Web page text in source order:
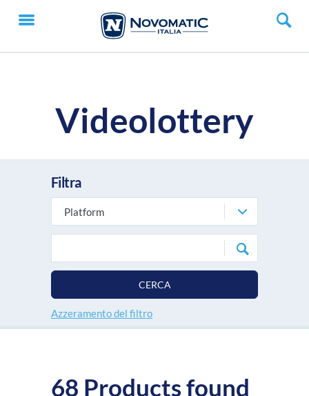
Videolottery
Filtra
Platform
CERCA
Azzeramento del filtro
68 Products found